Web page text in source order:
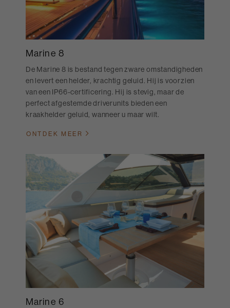
Marine 8
De Marine 8 is bestand tegen zware omstandigheden
en levert een helder, krachtig geluid. Hij is voorzien
van een IP66-certificering. Hij is stevig, maar de
perfect afgestemde driverunits bieden een
kraakhelder geluid, wanneer u maar wilt.
ONTDEK MEER
Marine 6